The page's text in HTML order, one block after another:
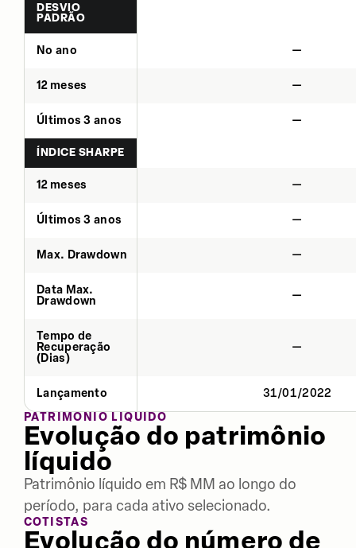
DESVIO
PADRÃO
No ano —
12 meses —
Últimos 3 anos —
ÍNDICE SHARPE
12 meses —
Últimos 3 anos —
Max. Drawdown —
Data Max.
Drawdown
—
Tempo de
Recuperação
(Dias)
—
Lançamento
31/01/2022
PATRIMÔNIO LÍQUIDO
Evolução do patrimônio
líquido
Patrimônio líquido em R$ MM ao longo do
período, para cada ativo selecionado.
COTISTAS
Evolução do número de